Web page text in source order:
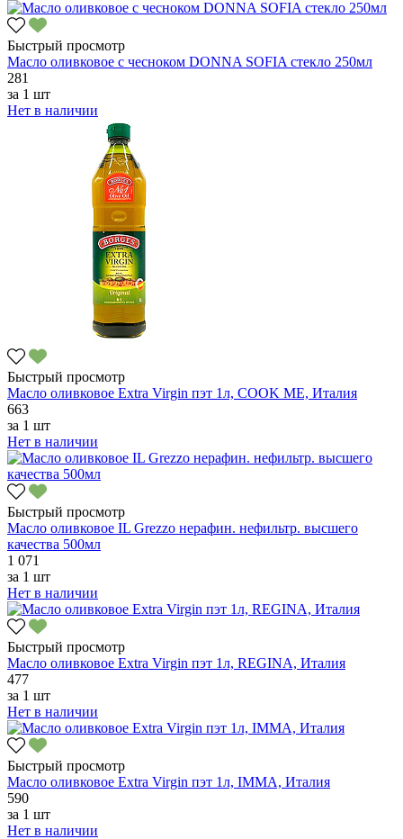
Быстрый просмотр
Масло оливковое с чесноком DONNA SOFIA стекло 250мл
281
за 1 шт
Нет в наличии
Быстрый просмотр
Масло оливковое Extra Virgin пэт 1л, COOK ME, Италия
663
за 1 шт
Нет в наличии
Быстрый просмотр
Масло оливковое IL Grezzo нерафин. нефильтр. высшего
качества 500мл
1 071
за 1 шт
Нет в наличии
Быстрый просмотр
Масло оливковое Extra Virgin пэт 1л, REGINA, Италия
477
за 1 шт
Нет в наличии
Быстрый просмотр
Масло оливковое Extra Virgin пэт 1л, IMMA, Италия
590
за 1 шт
Нет в наличии